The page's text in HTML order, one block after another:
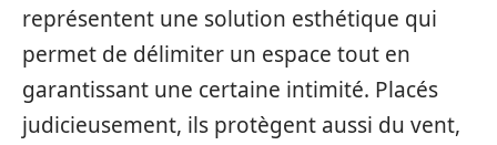
représentent une solution esthétique qui
permet de délimiter un espace tout en
garantissant une certaine intimité. Placés
judicieusement, ils protègent aussi du vent,